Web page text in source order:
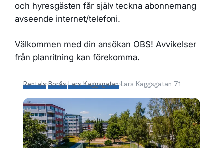
och hyresgästen får själv teckna abonnemang
avseende internet/telefoni.
Välkommen med din ansökan OBS! Avvikelser
från planritning kan förekomma.
Rentals›Borås›Lars Kaggsgatan›Lars Kaggsgatan 71